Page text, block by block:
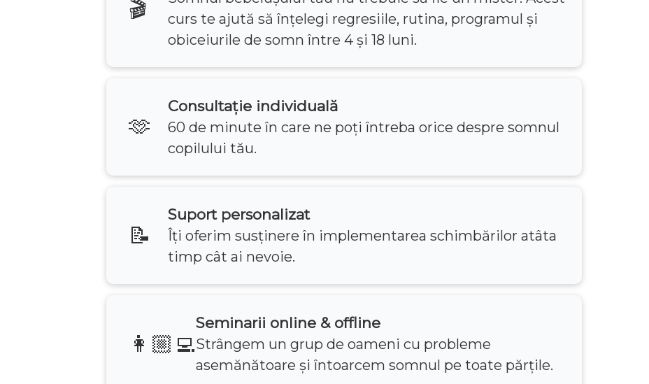
🎬
curs te ajută să înțelegi regresiile, rutina, programul și
obiceiurile de somn între 4 și 18 luni.
🫶
Consultație individuală
60 de minute în care ne poți întreba orice despre somnul
copilului tău.
📝
Suport personalizat
Îți oferim susținere în implementarea schimbărilor atâta
timp cât ai nevoie.
👩🏼‍💻
Seminarii online & offline
Strângem un grup de oameni cu probleme
asemănătoare și întoarcem somnul pe toate părțile.